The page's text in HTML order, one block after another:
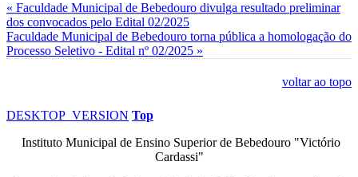
« Faculdade Municipal de Bebedouro divulga resultado preliminar
dos convocados pelo Edital 02/2025
Faculdade Municipal de Bebedouro torna pública a homologação do
Processo Seletivo - Edital nº 02/2025 »
voltar ao topo
DESKTOP_VERSION Top
Instituto Municipal de Ensino Superior de Bebedouro "Victório
Cardassi"